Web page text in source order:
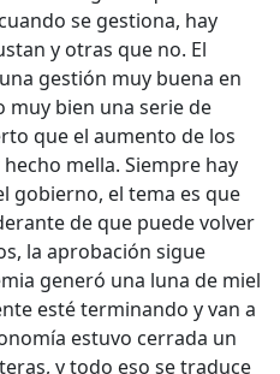
se gestiona, hay
y otras que no. El
gestión muy buena en
muy bien una serie de
que el aumento de los
mella. Siempre hay
gobierno, el tema es que
de que puede volver
la aprobación sigue
generó una luna de miel
esté terminando y van a
estuvo cerrada un
y todo eso se traduce